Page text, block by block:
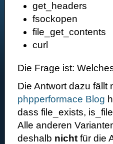
get_headers
fsockopen
file_get_contents
curl
Die Frage ist:
Die Antwort dazu fällt
phpperformace Blog
dass file_exists,
Alle anderen
deshalb nicht für die